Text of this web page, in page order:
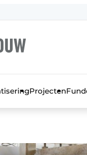
hét vakblad voor
Projecten